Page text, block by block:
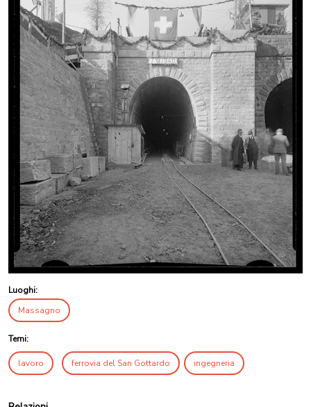
Luoghi:
Massagno
Temi:
lavoro ferrovia del San Gottardo ingegneria